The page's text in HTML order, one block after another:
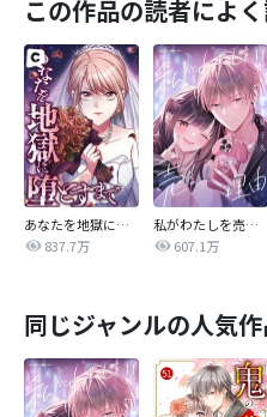
この作品の読者によ
あなたを地獄に堕とすまで
837.7万
私がわたしを売る理由
607.1万
同じジャンルの人気